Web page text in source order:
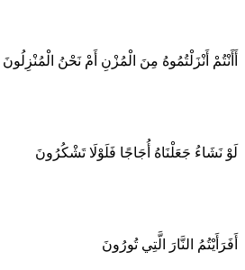
أَأَنْتُمْ أَنْزَلْتُمُوهُ مِنَ الْمُزْنِ أَمْ نَحْنُ الْمُنْزِلُونَ
لَوْ نَشَاءُ جَعَلْنَاهُ أُجَاجًا فَلَوْلَا تَشْكُرُونَ
أَفَرَأَيْتُمُ النَّارَ الَّتِي تُورُونَ